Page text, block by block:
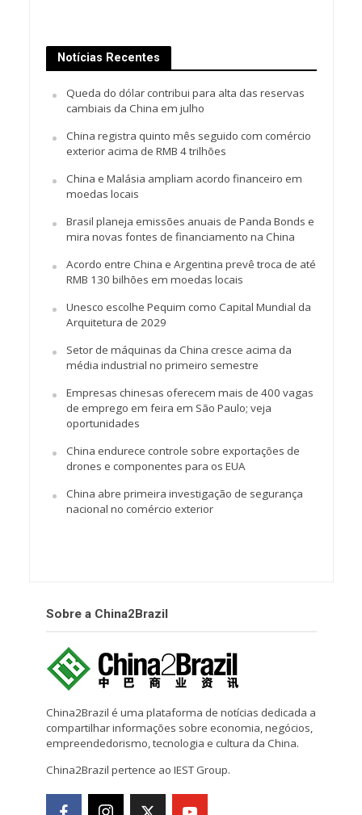
Notícias Recentes
Queda do dólar contribui para alta das reservas
cambiais da China em julho
China registra quinto mês seguido com comércio
exterior acima de RMB 4 trilhões
China e Malásia ampliam acordo financeiro em
moedas locais
Brasil planeja emissões anuais de Panda Bonds e
mira novas fontes de financiamento na China
Acordo entre China e Argentina prevê troca de até
RMB 130 bilhões em moedas locais
Unesco escolhe Pequim como Capital Mundial da
Arquitetura de 2029
Setor de máquinas da China cresce acima da
média industrial no primeiro semestre
Empresas chinesas oferecem mais de 400 vagas
de emprego em feira em São Paulo; veja
oportunidades
China endurece controle sobre exportações de
drones e componentes para os EUA
China abre primeira investigação de segurança
nacional no comércio exterior
Sobre a China2Brazil
China2Brazil é uma plataforma de notícias dedicada a
compartilhar informações sobre economia, negócios,
empreendedorismo, tecnologia e cultura da China.
China2Brazil pertence ao IEST Group.